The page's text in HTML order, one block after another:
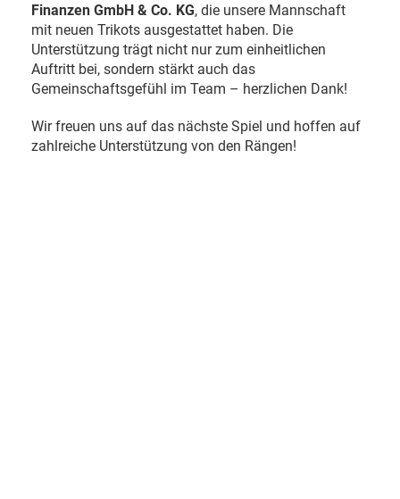
Finanzen GmbH & Co. KG, die unsere Mannschaft
mit neuen Trikots ausgestattet haben. Die
Unterstützung trägt nicht nur zum einheitlichen
Auftritt bei, sondern stärkt auch das
Gemeinschaftsgefühl im Team – herzlichen Dank!
Wir freuen uns auf das nächste Spiel und hoffen auf
zahlreiche Unterstützung von den Rängen!